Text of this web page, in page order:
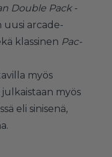
Double Pack-
uusi arcade-
klassinen Pac-
myös
julkaistaan myös
eli sinisenä,